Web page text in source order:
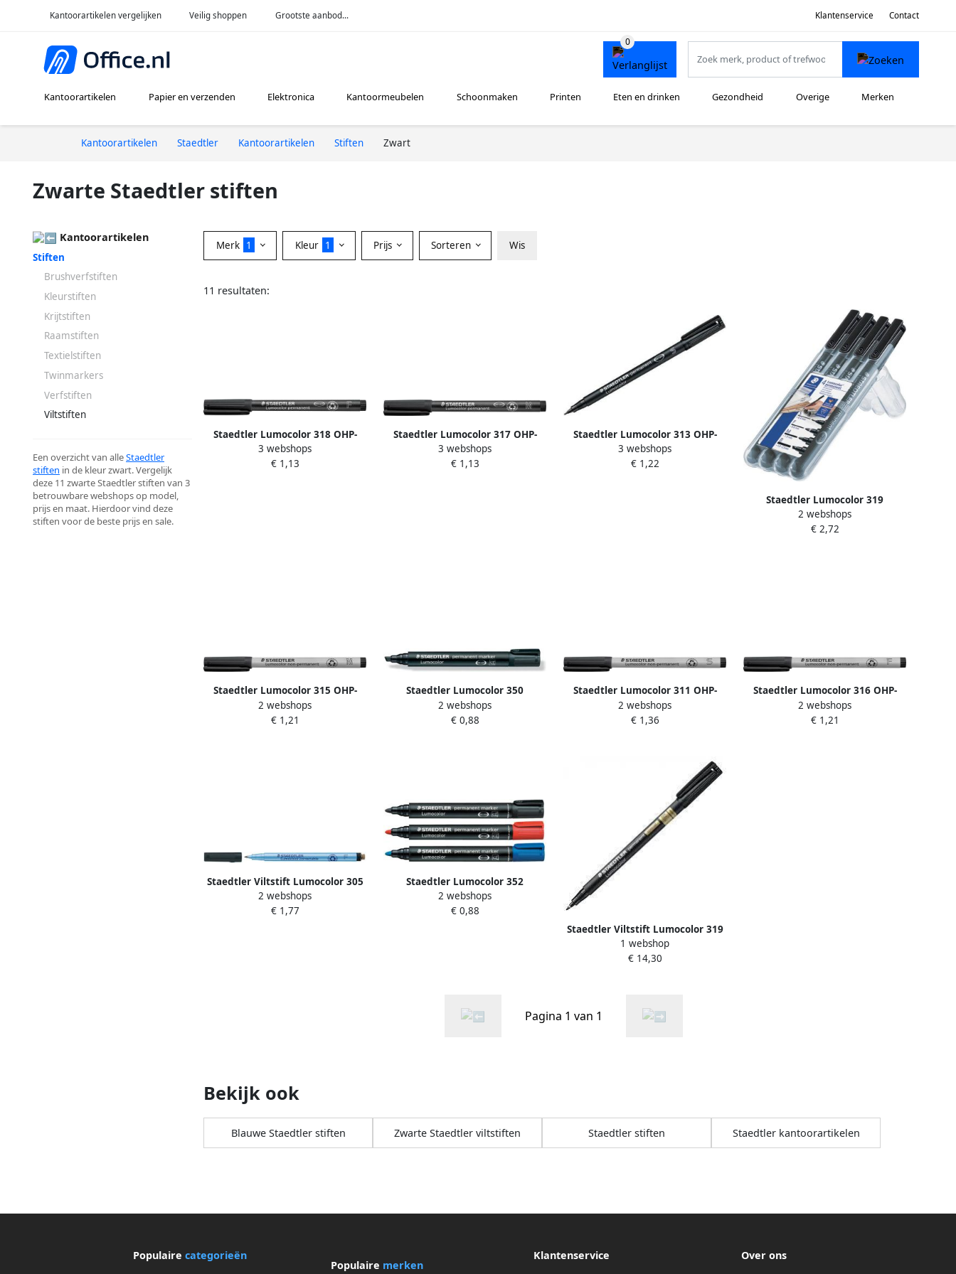
Kantoorartikelen vergelijken Veilig shoppen Grootste aanbod... Klantenservice Contact
Kantoorartikelen Papier en verzenden Elektronica Kantoormeubelen Schoonmaken Printen Eten en drinken Gezondheid Overige Merken
Kantoorartikelen Staedtler Kantoorartikelen Stiften Zwart
Zwarte Staedtler stiften
Kantoorartikelen
Stiften
Brushverfstiften
Kleurstiften
Krijtstiften
Raamstiften
Textielstiften
Twinmarkers
Verfstiften
Viltstiften
Een overzicht van alleStaedtler
stiften in de kleur zwart. Vergelijk
deze 11 zwarte Staedtler stiften van 3
betrouwbare webshops op model,
prijs en maat. Hierdoor vind deze
stiften voor de beste prijs en sale.
Merk 1 Kleur 1 Prijs Sorteren Wis
11 resultaten:
Staedtler Lumocolor 318 OHP-
marker permanent 0 6 mm zwart
3 webshops
€ 1,13
Staedtler Lumocolor 317 OHP-
marker permanent 1 0 mm zwart
3 webshops
€ 1,13
Staedtler Lumocolor 313 OHP-
marker permanent 0 4 mm zwart
3 webshops
€ 1,22
Staedtler Lumocolor 319
permanent marker special 4
stuks in verschillende
2 webshops
€ 2,72
Staedtler Lumocolor 315 OHP-
marker non permanent 1 0 mm
zwart
2 webshops
€ 1,21
Staedtler Lumocolor 350
permanent marker schuine punt
2 5 mm zwart
2 webshops
€ 0,88
Staedtler Lumocolor 311 OHP-
marker non permanent 0 4 mm
zwart
2 webshops
€ 1,36
Staedtler Lumocolor 316 OHP-
marker non permanent 0 6 mm
zwart
2 webshops
€ 1,21
Staedtler Viltstift Lumocolor 305
non permanent correctable F
zwart
2 webshops
€ 1,77
Staedtler Lumocolor 352
permanent marker ronde punt 2
mm zwart
2 webshops
€ 0,88
Staedtler Viltstift Lumocolor 319
special permanent F zwart
1 webshop
€ 14,30
Pagina 1 van 1
Bekijk ook
Blauwe Staedtler stiften Zwarte Staedtler viltstiften Staedtler stiften Staedtler kantoorartikelen
Populaire categorieën
Populaire merken
Klantenservice Over ons